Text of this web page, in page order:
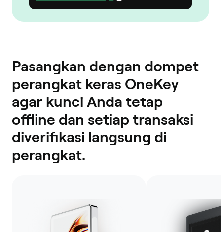
Pasangkan dengan dompet
perangkat keras OneKey
agar kunci Anda tetap
offline dan setiap transaksi
diverifikasi langsung di
perangkat.